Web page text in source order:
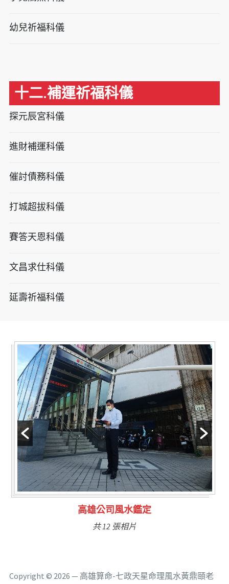
幼兒祈福科儀
十二.補運祈福科儀
探元辰宮科儀
進財補運科儀
催討債務科儀
打城超拔科儀
賽答天恩科儀
文昌求仕科儀
延壽祈福科儀
林氏福主量子生基造命
Copyright © 2026 — 高雄算命-七政天星命理風水黃鼎頤老